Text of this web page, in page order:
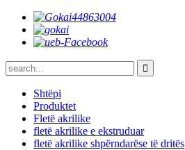
Shtëpi
Produktet
Fletë akrilike
fletë akrilike e ekstruduar
fletë akrilike shpërndarëse të dritës